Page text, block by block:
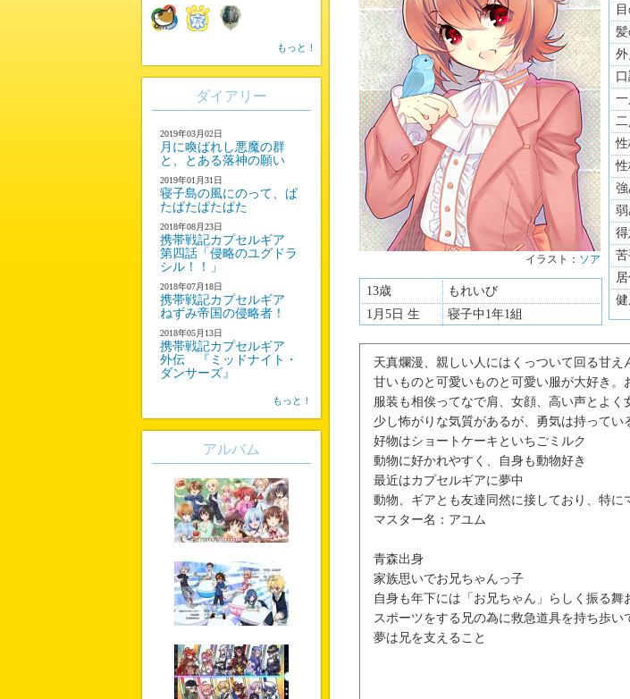
イラスト： ソア
13歳
もれいび
1月5日 生
寝子中1年1組
性
性
得
苦
天真爛漫、親しい人にはくっついて回る甘え
甘いものと可愛いものと可愛い服が大好き。
服装も相俟ってなで肩、女顔、高い声とよく
少し怖がりな気質があるが、勇気は持ってい
好物はショートケーキといちごミルク
動物に好かれやすく、自身も動物好き
最近はカプセルギアに夢中
動物、ギアとも友達同然に接しており、特
マスター名：アユム
青森出身
家族思いでお兄ちゃんっ子
自身も年下には「お兄ちゃん」らしく振る
スポーツをする兄の為に救急道具を持ち歩い
夢は兄を支えること
もっと！
ダイアリー
2019年03月02日
月に喚ばれし悪魔の群
と、とある落神の願い
2019年01月31日
寝子島の風にのって、ぱ
たぱたぱたぱた
2018年08月23日
携帯戦記カプセルギア
第四話「侵略のユグドラ
シル！！」
2018年07月18日
携帯戦記カプセルギア
ねずみ帝国の侵略者！
2018年05月13日
携帯戦記カプセルギア
外伝 『ミッドナイト・
ダンサーズ』
もっと！
アルバム